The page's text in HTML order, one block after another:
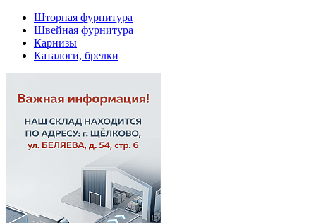
Шторная фурнитура
Швейная фурнитура
Карнизы
Каталоги, брелки